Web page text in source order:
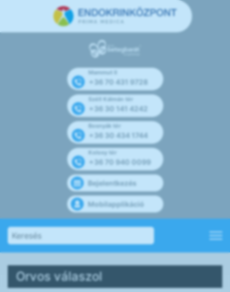
Mammut II
+36 70 431 9728
Széll Kálmán tér
+36 30 141 4242
Bosnyák tér
+36 30 434 1744
Kolosy tér
+36 70 940 0099
Bejelentkezés
Mobilapplikáció
Orvos válaszol